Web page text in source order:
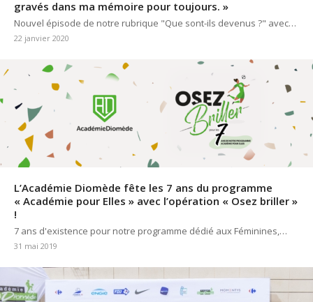
gravés dans ma mémoire pour toujours. »
Nouvel épisode de notre rubrique "Que sont-ils devenus ?" avec…
22 janvier 2020
L’Académie Diomède fête les 7 ans du programme
« Académie pour Elles » avec l’opération « Osez briller »
!
7 ans d'existence pour notre programme dédié aux Féminines,…
31 mai 2019